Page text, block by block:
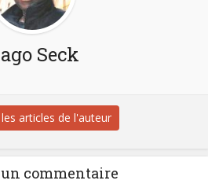
Seck
articles de l'auteur
un commentaire